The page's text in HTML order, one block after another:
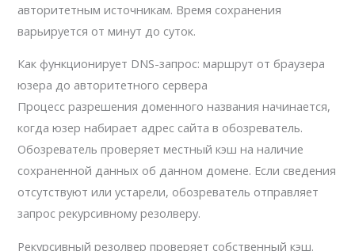
авторитетным источникам. Время сохранения
варьируется от минут до суток.
Как функционирует DNS-запрос: маршрут от браузера
юзера до авторитетного сервера
Процесс разрешения доменного названия начинается,
когда юзер набирает адрес сайта в обозреватель.
Обозреватель проверяет местный кэш на наличие
сохраненной данных об данном домене. Если сведения
отсутствуют или устарели, обозреватель отправляет
запрос рекурсивному резолверу.
Рекурсивный резолвер проверяет собственный кэш.